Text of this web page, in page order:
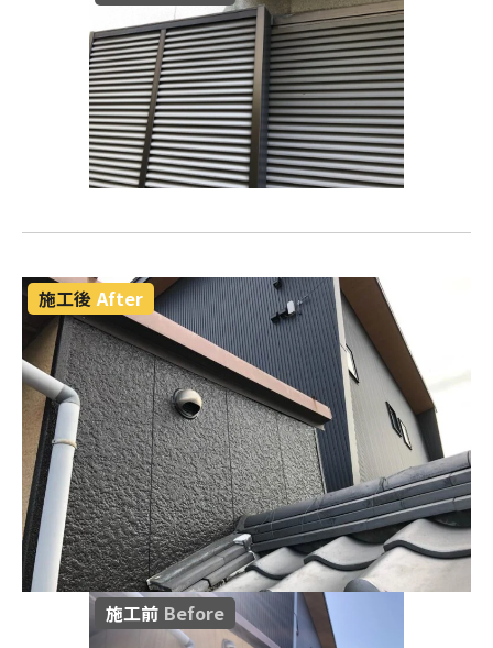
施工前 Before
施工後 After